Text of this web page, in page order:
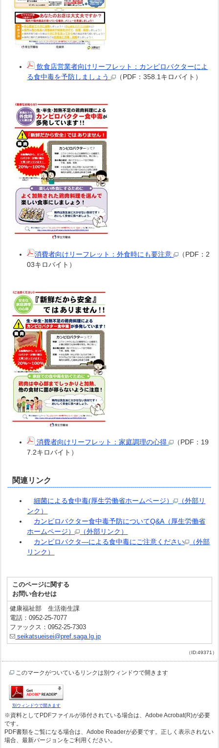
飲食店営業者向けリーフレット：カンピロバクターによ
る食中毒を予防しましょう
（PDF：358.1キロバイト）
消費者向けリーフレット：外食時にも要注意
（PDF：2
03キロバイト）
消費者向けリーフレット：家庭調理の心得
（PDF：19
7.2キロバイト）
関連リンク
細菌による食中毒(厚生労働省ホームページ）
（外部リ
ンク）
カンピロバクター食中毒予防についてQ&A（厚生労働省
ホームページ）
（外部リンク）
カンピロバクタ―による食中毒にご注意ください
（外部
リンク）
このページに関する
お問い合わせは
健康福祉部 生活衛生課
電話：0952-25-7077
ファックス：0952-25-7303
seikatsueisei@pref.saga.lg.jp
（ID:49371）
このマークがついているリンクは別ウィンドウで開きます
別ウィンドウで開きます
※資料としてPDFファイルが添付されている場合は、Adobe Acrobat(R)が必要
です。
PDF書類をご覧になる場合は、Adobe Readerが必要です。正しく表示されない
場合、最新バージョンをご利用ください。